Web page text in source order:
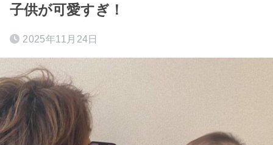
子供が可愛すぎ！
2025年11月24日